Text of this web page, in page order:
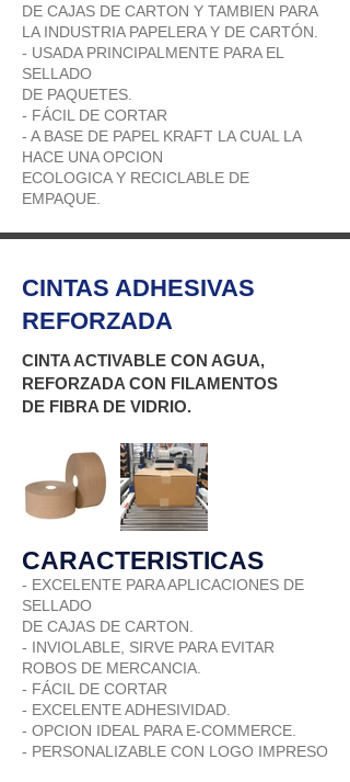
DE CAJAS DE CARTON Y TAMBIEN PARA
LA INDUSTRIA PAPELERA Y DE CARTÓN.
- USADA PRINCIPALMENTE PARA EL
SELLADO
DE PAQUETES.
- FÁCIL DE CORTAR
- A BASE DE PAPEL KRAFT LA CUAL LA
HACE UNA OPCION
ECOLOGICA Y RECICLABLE DE
EMPAQUE.
CINTAS ADHESIVAS
REFORZADA
CINTA ACTIVABLE CON AGUA,
REFORZADA CON FILAMENTOS
DE FIBRA DE VIDRIO.
CARACTERISTICAS
- EXCELENTE PARA APLICACIONES DE
SELLADO
DE CAJAS DE CARTON.
- INVIOLABLE, SIRVE PARA EVITAR
ROBOS DE MERCANCIA.
- FÁCIL DE CORTAR
- EXCELENTE ADHESIVIDAD.
- OPCION IDEAL PARA E-COMMERCE.
- PERSONALIZABLE CON LOGO IMPRESO